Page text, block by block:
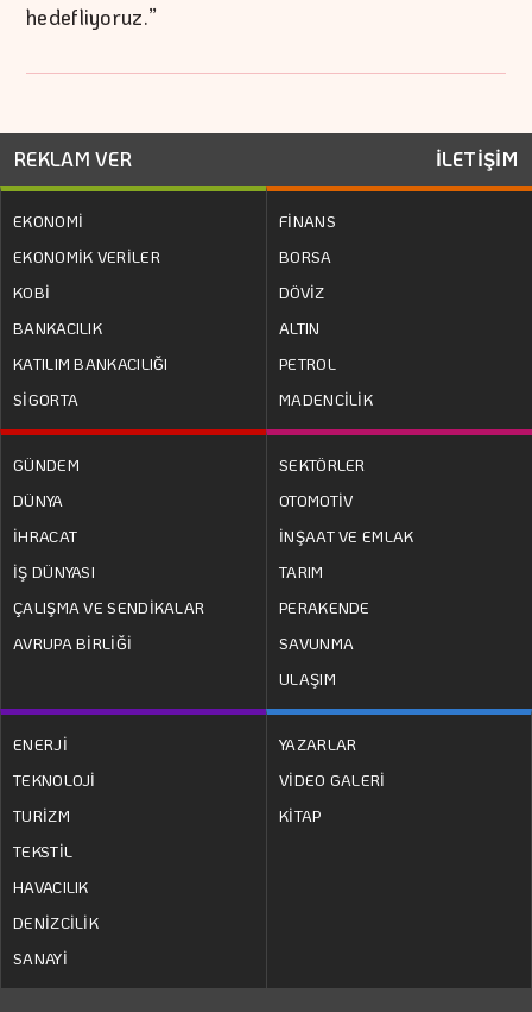
hedefliyoruz.”
REKLAM VER İLETİŞİM
EKONOMİ
EKONOMİK VERİLER
KOBİ
BANKACILIK
KATILIM BANKACILIĞI
SİGORTA
FİNANS
BORSA
DÖVİZ
ALTIN
PETROL
MADENCİLİK
GÜNDEM
DÜNYA
İHRACAT
İŞ DÜNYASI
ÇALIŞMA VE SENDİKALAR
AVRUPA BİRLİĞİ
SEKTÖRLER
OTOMOTİV
İNŞAAT VE EMLAK
TARIM
PERAKENDE
SAVUNMA
ULAŞIM
ENERJİ
TEKNOLOJİ
TURİZM
TEKSTİL
HAVACILIK
DENİZCİLİK
SANAYİ
YAZARLAR
VİDEO GALERİ
KİTAP